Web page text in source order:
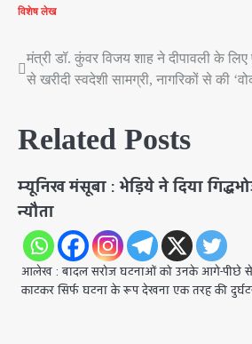
विशेष लेख
Post
मंत्री डॉ. कुंवर विजय शाह ने दीपावली के
से खरीदी स्वदेशी सामग्री, नागरिकों से की
Related Posts
म्यूनिख मंसूबा : भेड़िये ने दिया
न्यौता
आलेख : बादल सरोज घटनाओं को उनके आगे-पीछे से
काटकर सिर्फ घटना के रूप देखना एक तरह की